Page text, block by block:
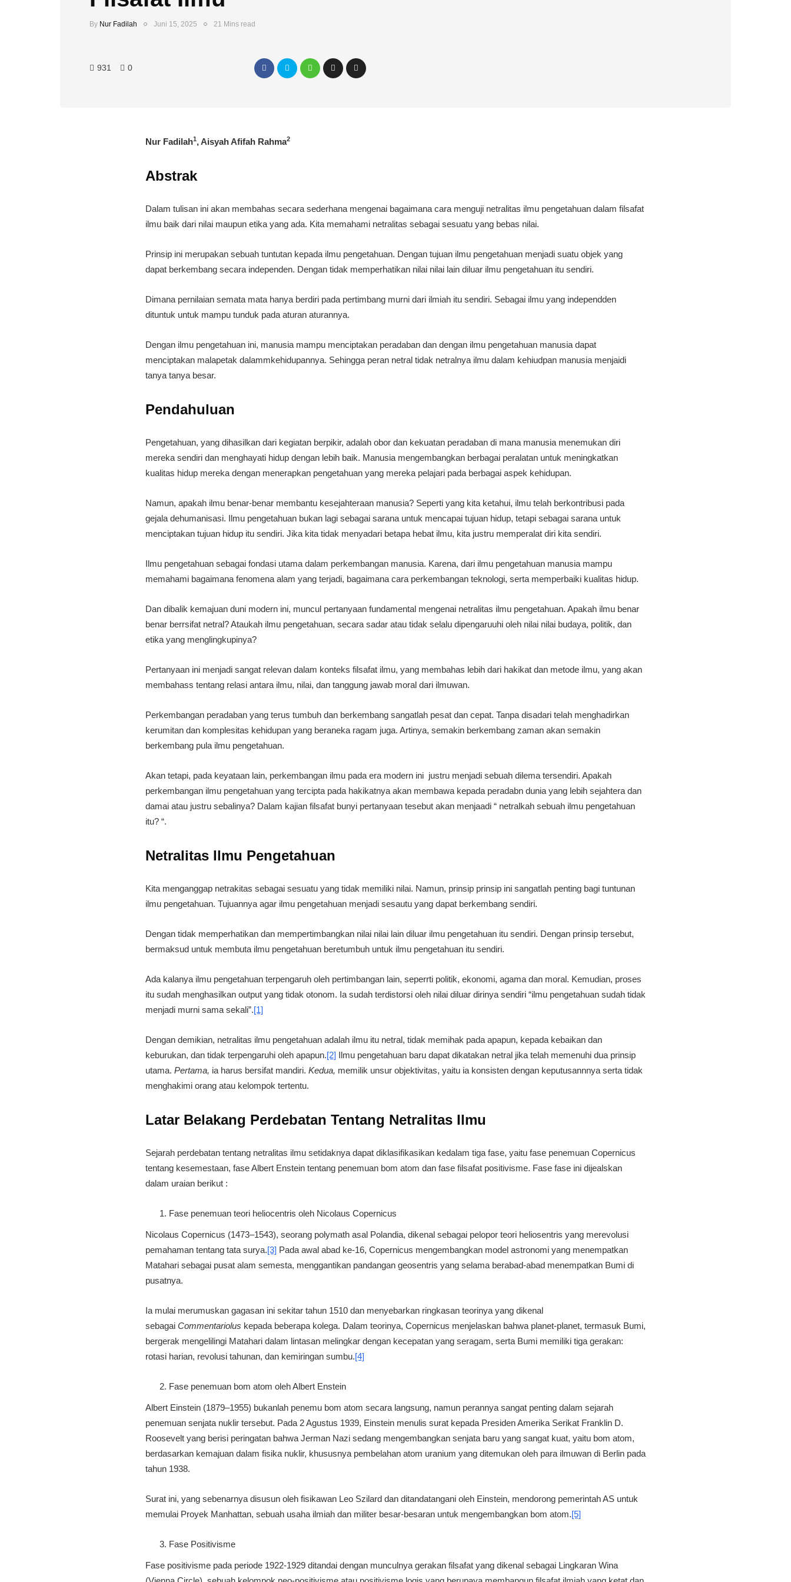
By Nur Fadilah Juni 15, 2025 21 Mins read
931 0
Nur Fadilah1, Aisyah Afifah Rahma2
Abstrak
Dalam tulisan ini akan membahas secara sederhana mengenai bagaimana cara menguji netralitas ilmu pengetahuan dalam filsafat
ilmu baik dari nilai maupun etika yang ada. Kita memahami netralitas sebagai sesuatu yang bebas nilai.
Prinsip ini merupakan sebuah tuntutan kepada ilmu pengetahuan. Dengan tujuan ilmu pengetahuan menjadi suatu objek yang
dapat berkembang secara independen. Dengan tidak memperhatikan nilai nilai lain diluar ilmu pengetahuan itu sendiri.
Dimana pernilaian semata mata hanya berdiri pada pertimbang murni dari ilmiah itu sendiri. Sebagai ilmu yang independden
dituntuk untuk mampu tunduk pada aturan aturannya.
Dengan ilmu pengetahuan ini, manusia mampu menciptakan peradaban dan dengan ilmu pengetahuan manusia dapat
menciptakan malapetak dalammkehidupannya. Sehingga peran netral tidak netralnya ilmu dalam kehiudpan manusia menjaidi
tanya tanya besar.
Pendahuluan
Pengetahuan, yang dihasilkan dari kegiatan berpikir, adalah obor dan kekuatan peradaban di mana manusia menemukan diri
mereka sendiri dan menghayati hidup dengan lebih baik. Manusia mengembangkan berbagai peralatan untuk meningkatkan
kualitas hidup mereka dengan menerapkan pengetahuan yang mereka pelajari pada berbagai aspek kehidupan.
Namun, apakah ilmu benar-benar membantu kesejahteraan manusia? Seperti yang kita ketahui, ilmu telah berkontribusi pada
gejala dehumanisasi. Ilmu pengetahuan bukan lagi sebagai sarana untuk mencapai tujuan hidup, tetapi sebagai sarana untuk
menciptakan tujuan hidup itu sendiri. Jika kita tidak menyadari betapa hebat ilmu, kita justru memperalat diri kita sendiri.
Ilmu pengetahuan sebagai fondasi utama dalam perkembangan manusia. Karena, dari ilmu pengetahuan manusia mampu
memahami bagaimana fenomena alam yang terjadi, bagaimana cara perkembangan teknologi, serta memperbaiki kualitas hidup.
Dan dibalik kemajuan duni modern ini, muncul pertanyaan fundamental mengenai netralitas ilmu pengetahuan. Apakah ilmu benar
benar berrsifat netral? Ataukah ilmu pengetahuan, secara sadar atau tidak selalu dipengaruuhi oleh nilai nilai budaya, politik, dan
etika yang menglingkupinya?
Pertanyaan ini menjadi sangat relevan dalam konteks filsafat ilmu, yang membahas lebih dari hakikat dan metode ilmu, yang akan
membahass tentang relasi antara ilmu, nilai, dan tanggung jawab moral dari ilmuwan.
Perkembangan peradaban yang terus tumbuh dan berkembang sangatlah pesat dan cepat. Tanpa disadari telah menghadirkan
kerumitan dan komplesitas kehidupan yang beraneka ragam juga. Artinya, semakin berkembang zaman akan semakin
berkembang pula ilmu pengetahuan.
Akan tetapi, pada keyataan lain, perkembangan ilmu pada era modern ini justru menjadi sebuah dilema tersendiri. Apakah
perkembangan ilmu pengetahuan yang tercipta pada hakikatnya akan membawa kepada peradabn dunia yang lebih sejahtera dan
damai atau justru sebalinya? Dalam kajian filsafat bunyi pertanyaan tesebut akan menjaadi “ netralkah sebuah ilmu pengetahuan
itu? “.
Netralitas Ilmu Pengetahuan
Kita menganggap netrakitas sebagai sesuatu yang tidak memiliki nilai. Namun, prinsip prinsip ini sangatlah penting bagi tuntunan
ilmu pengetahuan. Tujuannya agar ilmu pengetahuan menjadi sesautu yang dapat berkembang sendiri.
Dengan tidak memperhatikan dan mempertimbangkan nilai nilai lain diluar ilmu pengetahuan itu sendiri. Dengan prinsip tersebut,
bermaksud untuk membuta ilmu pengetahuan beretumbuh untuk ilmu pengetahuan itu sendiri.
Ada kalanya ilmu pengetahuan terpengaruh oleh pertimbangan lain, seperrti politik, ekonomi, agama dan moral. Kemudian, proses
itu sudah menghasilkan output yang tidak otonom. Ia sudah terdistorsi oleh nilai diluar dirinya sendiri “ilmu pengetahuan sudah tidak
menjadi murni sama sekali”.[1]
Dengan demikian, netralitas ilmu pengetahuan adalah ilmu itu netral, tidak memihak pada apapun, kepada kebaikan dan
keburukan, dan tidak terpengaruhi oleh apapun.[2] Ilmu pengetahuan baru dapat dikatakan netral jika telah memenuhi dua prinsip
utama. Pertama, ia harus bersifat mandiri. Kedua, memilik unsur objektivitas, yaitu ia konsisten dengan keputusannnya serta tidak
menghakimi orang atau kelompok tertentu.
Latar Belakang Perdebatan Tentang Netralitas Ilmu
Sejarah perdebatan tentang netralitas ilmu setidaknya dapat diklasifikasikan kedalam tiga fase, yaitu fase penemuan Copernicus
tentang kesemestaan, fase Albert Enstein tentang penemuan bom atom dan fase filsafat positivisme. Fase fase ini dijealskan
dalam uraian berikut :
Fase penemuan teori heliocentris oleh Nicolaus Copernicus
Nicolaus Copernicus (1473–1543), seorang polymath asal Polandia, dikenal sebagai pelopor teori heliosentris yang merevolusi
pemahaman tentang tata surya.[3] Pada awal abad ke-16, Copernicus mengembangkan model astronomi yang menempatkan
Matahari sebagai pusat alam semesta, menggantikan pandangan geosentris yang selama berabad-abad menempatkan Bumi di
pusatnya.
Ia mulai merumuskan gagasan ini sekitar tahun 1510 dan menyebarkan ringkasan teorinya yang dikenal
sebagai Commentariolus kepada beberapa kolega. Dalam teorinya, Copernicus menjelaskan bahwa planet-planet, termasuk Bumi,
bergerak mengelilingi Matahari dalam lintasan melingkar dengan kecepatan yang seragam, serta Bumi memiliki tiga gerakan:
rotasi harian, revolusi tahunan, dan kemiringan sumbu.[4]
Fase penemuan bom atom oleh Albert Enstein
Albert Einstein (1879–1955) bukanlah penemu bom atom secara langsung, namun perannya sangat penting dalam sejarah
penemuan senjata nuklir tersebut. Pada 2 Agustus 1939, Einstein menulis surat kepada Presiden Amerika Serikat Franklin D.
Roosevelt yang berisi peringatan bahwa Jerman Nazi sedang mengembangkan senjata baru yang sangat kuat, yaitu bom atom,
berdasarkan kemajuan dalam fisika nuklir, khususnya pembelahan atom uranium yang ditemukan oleh para ilmuwan di Berlin pada
tahun 1938.
Surat ini, yang sebenarnya disusun oleh fisikawan Leo Szilard dan ditandatangani oleh Einstein, mendorong pemerintah AS untuk
memulai Proyek Manhattan, sebuah usaha ilmiah dan militer besar-besaran untuk mengembangkan bom atom.[5]
Fase Positivisme
Fase positivisme pada periode 1922-1929 ditandai dengan munculnya gerakan filsafat yang dikenal sebagai Lingkaran Wina